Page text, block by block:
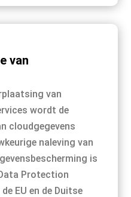
van
van
wordt de
cloudgegevens
naleving van
is
Protection
EU en de Duitse